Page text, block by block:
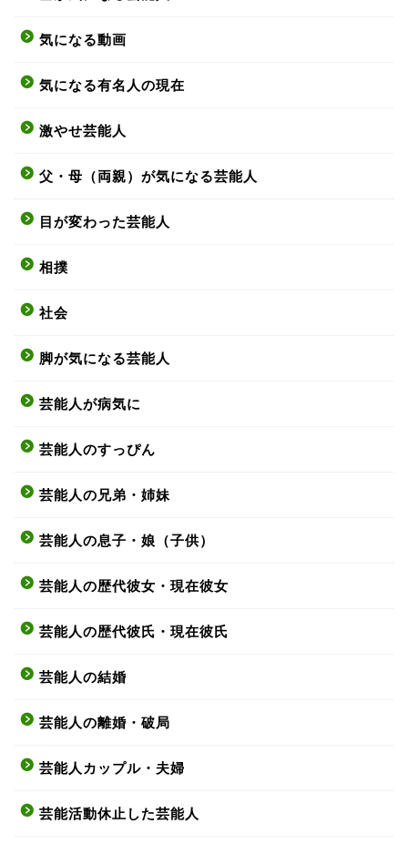
気になる動画
気になる有名人の現在
激やせ芸能人
父・母（両親）が気になる芸能人
目が変わった芸能人
相撲
社会
脚が気になる芸能人
芸能人が病気に
芸能人のすっぴん
芸能人の兄弟・姉妹
芸能人の息子・娘（子供）
芸能人の歴代彼女・現在彼女
芸能人の歴代彼氏・現在彼氏
芸能人の結婚
芸能人の離婚・破局
芸能人カップル・夫婦
芸能活動休止した芸能人